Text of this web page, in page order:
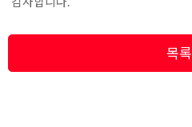
목록